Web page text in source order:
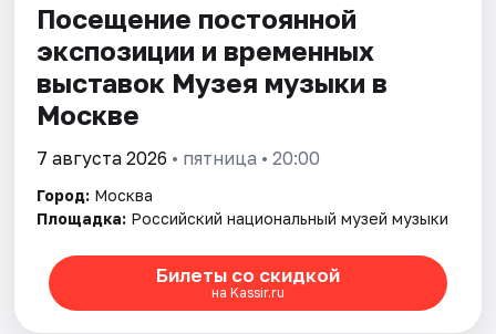
Посещение постоянной
экспозиции и временных
выставок Музея музыки в
Москве
7 августа 2026 • пятница • 20:00
Город: Москва
Площадка: Российский национальный музей музыки
Билеты со скидкой
на Kassir.ru